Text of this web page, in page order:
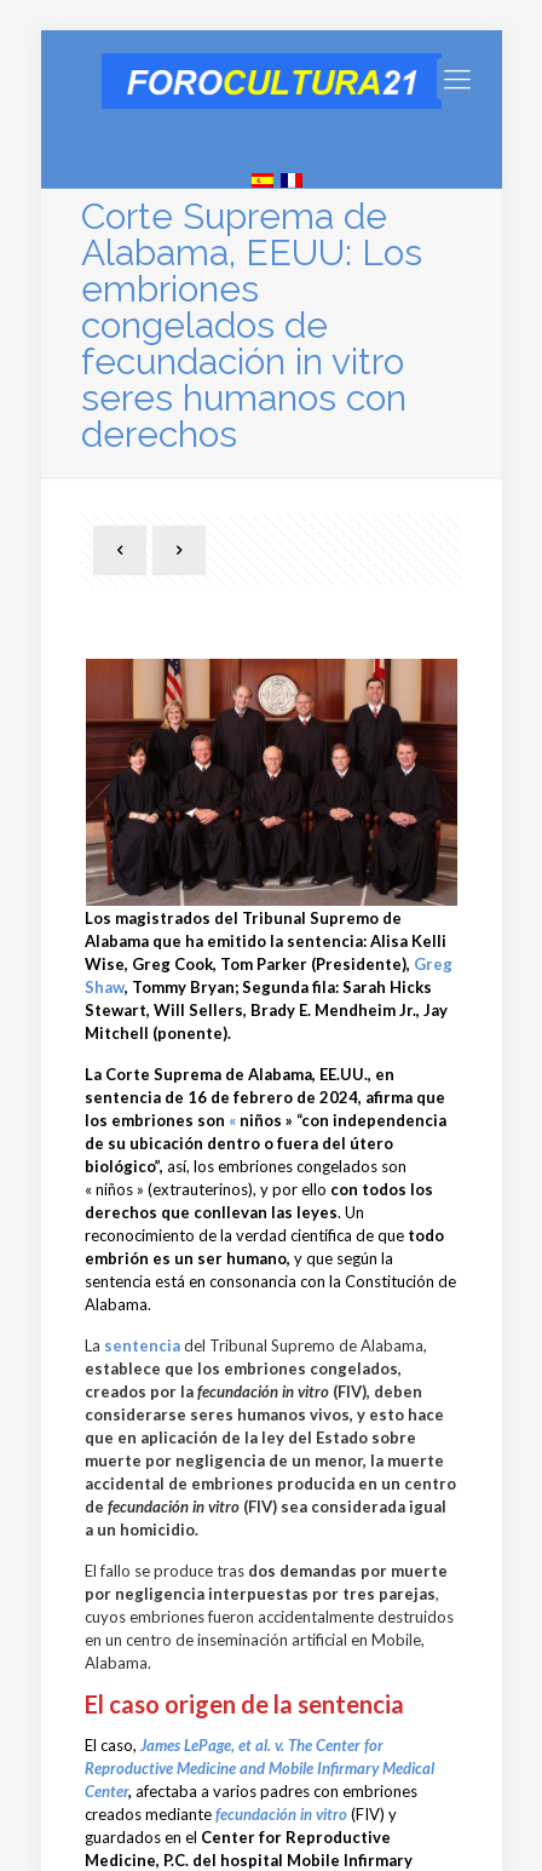
Corte Suprema de
Alabama, EEUU: Los
embriones
congelados de
fecundación in vitro
seres humanos con
derechos
Los magistrados del Tribunal Supremo de
Alabama que ha emitido la sentencia: Alisa Kelli
Wise, Greg Cook, Tom Parker (Presidente), Greg
Shaw, Tommy Bryan; Segunda fila: Sarah Hicks
Stewart, Will Sellers, Brady E. Mendheim Jr., Jay
Mitchell (ponente).
La Corte Suprema de Alabama, EE.UU., en
sentencia de 16 de febrero de 2024, afirma que
los embriones son « niños » “con independencia
de su ubicación dentro o fuera del útero
biológico”,así, los embriones congelados son
« niños » (extrauterinos), y por ello con todos los
derechos que conllevan las leyes. Un
reconocimiento de la verdad científica de que todo
embrión es un ser humano, y que según la
sentencia está en consonancia con la Constitución de
Alabama.
La sentenciadel Tribunal Supremo de Alabama,
establece que los embriones congelados,
creados por lafecundación in vitro (FIV), deben
considerarse seres humanos vivos, y esto hace
que en aplicación de la ley del Estado sobre
muerte por negligencia de un menor, la muerte
accidental de embriones producida en un centro
defecundación in vitro (FIV) sea considerada igual
a un homicidio.
El fallo se produce tras dos demandas por muerte
por negligencia interpuestas por tres parejas,
cuyos embriones fueron accidentalmente destruidos
en un centro de inseminación artificial en Mobile,
Alabama.
El caso origen de la sentencia
El caso,James LePage, et al. v. The Center for
Reproductive Medicine and Mobile Infirmary Medical
Center, afectaba a varios padres con embriones
creados mediantefecundación in vitro(FIV) y
guardados en el Center for Reproductive
Medicine, P.C. del hospital Mobile Infirmary